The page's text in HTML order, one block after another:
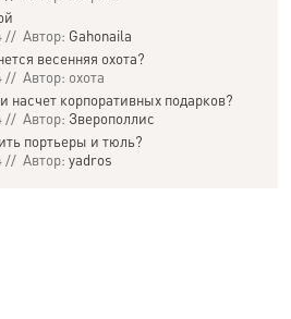
// Автор: Gahonaila
весенняя охота?
// Автор: охота
насчет корпоративных подарков?
// Автор: Зверополлис
портьеры и тюль?
// Автор: yadros